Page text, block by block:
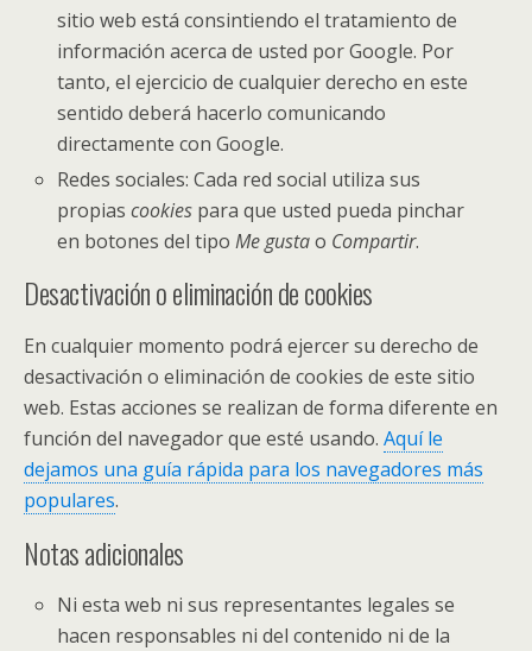
sitio web está consintiendo el tratamiento de
información acerca de usted por Google. Por
tanto, el ejercicio de cualquier derecho en este
sentido deberá hacerlo comunicando
directamente con Google.
Redes sociales: Cada red social utiliza sus
propiascookies para que usted pueda pinchar
en botones del tipoMe gustao Compartir.
Desactivación o eliminación de cookies
En cualquier momento podrá ejercer su derecho de
desactivación o eliminación de cookies de este sitio
web. Estas acciones se realizan de forma diferente en
función del navegador que esté usando. Aquí le
dejamos una guía rápida para los navegadores más
populares.
Notas adicionales
Ni esta web ni sus representantes legales se
hacen responsables ni del contenido ni de la